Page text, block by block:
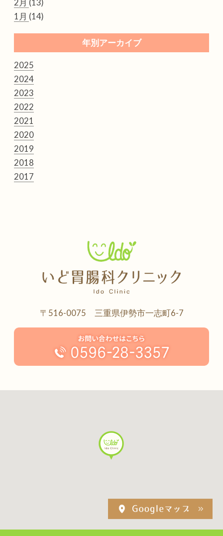
2月 (13)
1月 (14)
年別アーカイブ
2025
2024
2023
2022
2021
2020
2019
2018
2017
〒516-0075 三重県伊勢市一志町6-7